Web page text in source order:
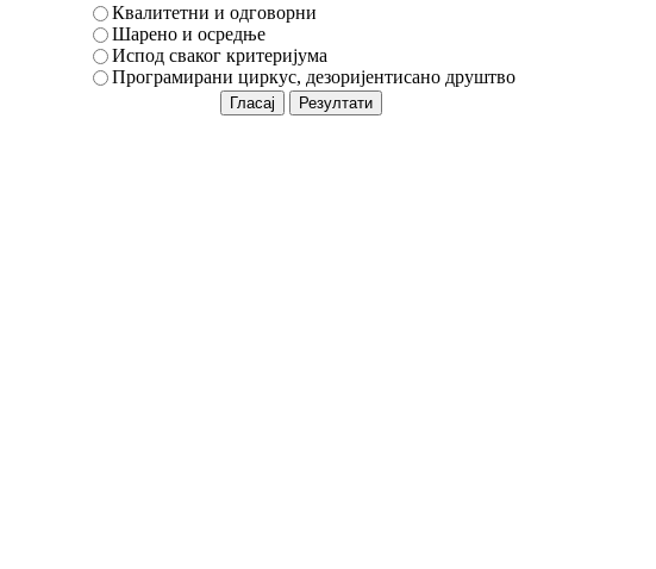
Квалитетни и одговорни
Шарено и осредње
Испод сваког критеријума
Програмирани циркус, дезоријентисано друштво